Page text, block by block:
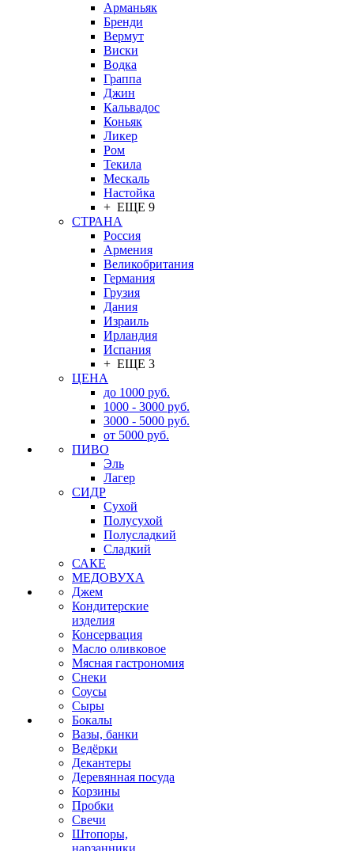
Арманьяк
Бренди
Вермут
Виски
Водка
Граппа
Джин
Кальвадос
Коньяк
Ликер
Ром
Текила
Мескаль
Настойка
+ ЕЩЕ 9
СТРАНА
Россия
Армения
Великобритания
Германия
Грузия
Дания
Израиль
Ирландия
Испания
+ ЕЩЕ 3
ЦЕНА
до 1000 руб.
1000 - 3000 руб.
3000 - 5000 руб.
от 5000 руб.
ПИВО
Эль
Лагер
СИДР
Сухой
Полусухой
Полусладкий
Сладкий
САКЕ
МЕДОВУХА
Джем
Кондитерские
изделия
Консервация
Масло оливковое
Мясная гастрономия
Снеки
Соусы
Сыры
Бокалы
Вазы, банки
Ведёрки
Декантеры
Деревянная посуда
Корзины
Пробки
Свечи
Штопоры,
нарзанники